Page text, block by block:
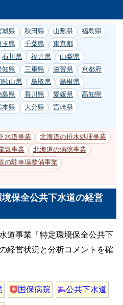
城県 秋田県 山形県
福島県
玉県 千葉県
東京都
石川県 福井県
山梨県
知県 三重県 滋賀県
京都府
歌山県 鳥取県
島根県
島県 香川県 愛媛県
高知県
本県 大分県
宮崎県
水道事業
北海道の排水処理事業
気事業
北海道の病院事業
の駐車場整備事業
保全公共下水道の経営
道事業「特定環境保全公共下
経営状況と分析コメントを確
国保病院 公共下水道